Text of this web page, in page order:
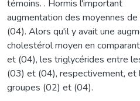
témoins. . Hormis l'important
augmentation des moyennes
(04). Alors qu'il y avait une
cholestérol moyen en
et (04), les triglycérides entre
(03) et (04), respectivement, et
groupes (02) et (04).